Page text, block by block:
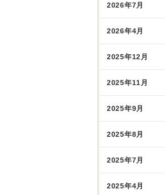
2026年7月
2026年4月
2025年12月
2025年11月
2025年9月
2025年8月
2025年7月
2025年4月